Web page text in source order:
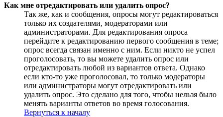
Как мне отредактировать или удалить опрос?
Так же, как и сообщения, опросы могут редактироваться
только их создателями, модераторами или
администраторами. Для редактирования опроса
перейдите к редактированию первого сообщения в теме;
опрос всегда связан именно с ним. Если никто не успел
проголосовать, то вы можете удалить опрос или
отредактировать любой из вариантов ответа. Однако
если кто-то уже проголосовал, то только модераторы
или администраторы могут отредактировать или
удалить опрос. Это сделано для того, чтобы нельзя было
менять варианты ответов во время голосования.
Вернуться к началу